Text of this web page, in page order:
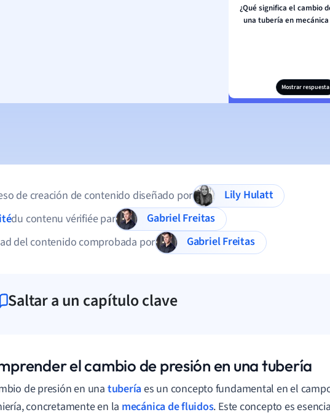
¿Qué significa el cambio
una tubería en
Mostrar respuesta
de creación de contenido diseñado por
Lily Hulatt
du contenu vérifiée par
Gabriel Freitas
del contenido comprobada por
Gabriel Freitas
Saltar a un capítulo clave
el cambio de presión en una tubería
de presión en una tuberíaes un concepto fundamental en el
concretamente en la mecánica de fluidos. Este concepto es